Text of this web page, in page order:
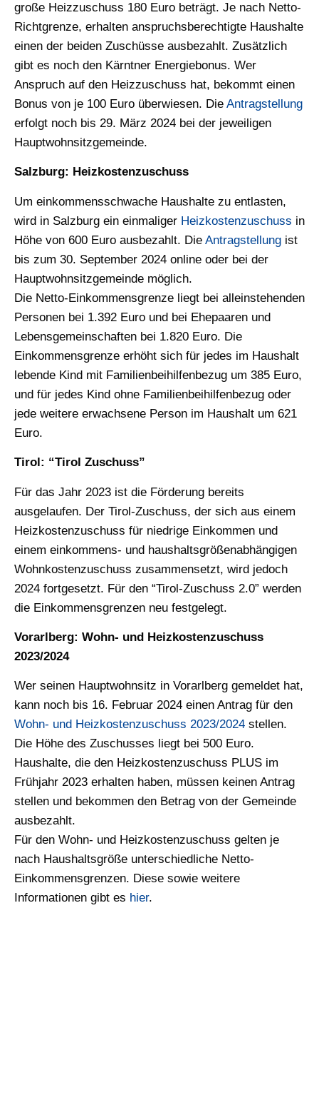
große Heizzuschuss 180 Euro beträgt. Je nach Netto-
Richtgrenze, erhalten anspruchsberechtigte Haushalte
einen der beiden Zuschüsse ausbezahlt. Zusätzlich
gibt es noch den Kärntner Energiebonus. Wer
Anspruch auf den Heizzuschuss hat, bekommt einen
Bonus von je 100 Euro überwiesen. Die Antragstellung
erfolgt noch bis 29. März 2024 bei der jeweiligen
Hauptwohnsitzgemeinde.
Salzburg: Heizkostenzuschuss
Um einkommensschwache Haushalte zu entlasten,
wird in Salzburg ein einmaliger Heizkostenzuschuss in
Höhe von 600 Euro ausbezahlt. Die Antragstellung ist
bis zum 30. September 2024 online oder bei der
Hauptwohnsitzgemeinde möglich.
Die Netto-Einkommensgrenze liegt bei alleinstehenden
Personen bei 1.392 Euro und bei Ehepaaren und
Lebensgemeinschaften bei 1.820 Euro. Die
Einkommensgrenze erhöht sich für jedes im Haushalt
lebende Kind mit Familienbeihilfenbezug um 385 Euro,
und für jedes Kind ohne Familienbeihilfenbezug oder
jede weitere erwachsene Person im Haushalt um 621
Euro.
Tirol: “Tirol Zuschuss”
Für das Jahr 2023 ist die Förderung bereits
ausgelaufen. Der Tirol-Zuschuss, der sich aus einem
Heizkostenzuschuss für niedrige Einkommen und
einem einkommens- und haushaltsgrößenabhängigen
Wohnkostenzuschuss zusammensetzt, wird jedoch
2024 fortgesetzt. Für den “Tirol-Zuschuss 2.0” werden
die Einkommensgrenzen neu festgelegt.
Vorarlberg: Wohn- und Heizkostenzuschuss
2023/2024
Wer seinen Hauptwohnsitz in Vorarlberg gemeldet hat,
kann noch bis 16. Februar 2024 einen Antrag für den
Wohn- und Heizkostenzuschuss 2023/2024 stellen.
Die Höhe des Zuschusses liegt bei 500 Euro.
Haushalte, die den Heizkostenzuschuss PLUS im
Frühjahr 2023 erhalten haben, müssen keinen Antrag
stellen und bekommen den Betrag von der Gemeinde
ausbezahlt.
Für den Wohn- und Heizkostenzuschuss gelten je
nach Haushaltsgröße unterschiedliche Netto-
Einkommensgrenzen. Diese sowie weitere
Informationen gibt es hier.